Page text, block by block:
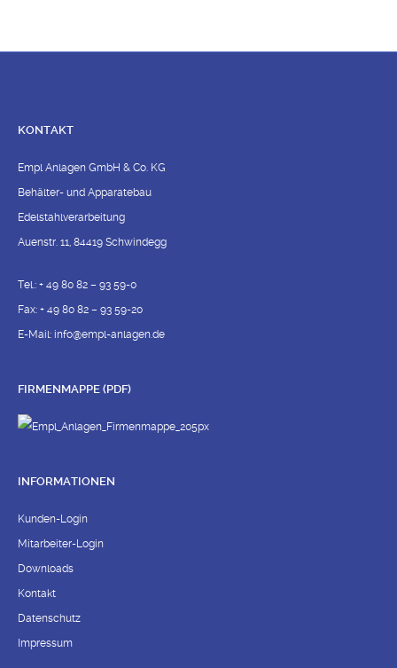
KONTAKT
Empl Anlagen GmbH & Co. KG
Behälter- und Apparatebau
Edelstahlverarbeitung
Auenstr. 11, 84419 Schwindegg
Tel.: + 49 80 82 – 93 59-0
Fax: + 49 80 82 – 93 59-20
E-Mail: info@empl-anlagen.de
FIRMENMAPPE (PDF)
INFORMATIONEN
Kunden-Login
Mitarbeiter-Login
Downloads
Kontakt
Datenschutz
Impressum